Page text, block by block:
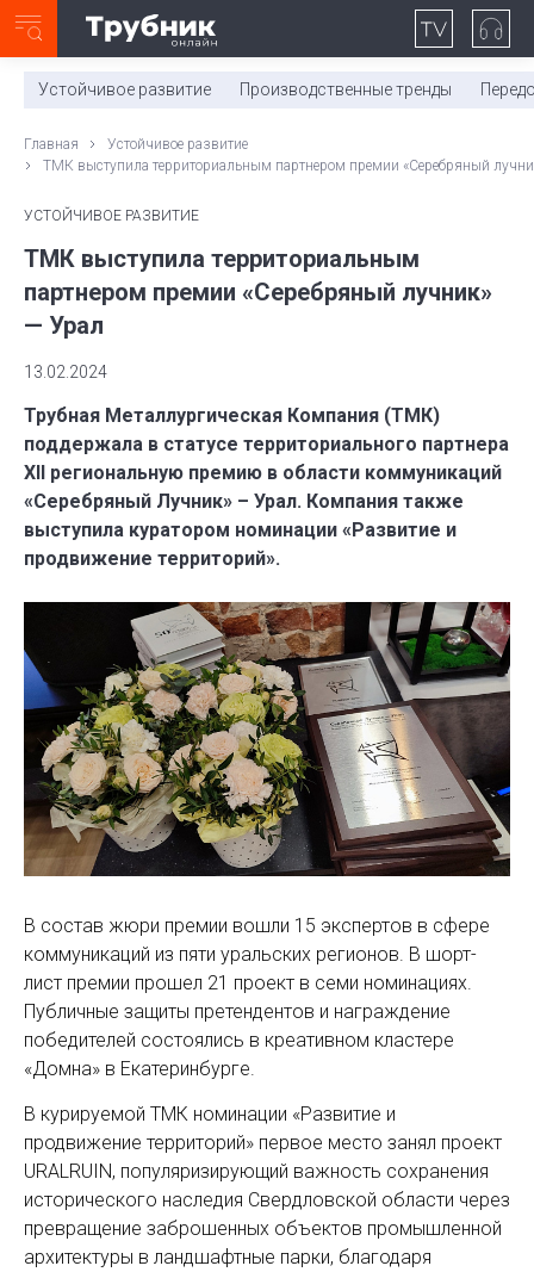
0:00/ 11:03
Устойчивое развитие Производственные тренды
Главная
Устойчивое развитие
ТМК выступила территориальным партнером премии «Серебряный
УСТОЙЧИВОЕ РАЗВИТИЕ
ТМК выступила территориальным
партнером премии «Серебряный лучник»
— Урал
13.02.2024
Трубная Металлургическая Компания (ТМК)
поддержала в статусе территориального партнера
XII региональную премию в области коммуникаций
«Серебряный Лучник» – Урал. Компания также
выступила куратором номинации «Развитие и
продвижение территорий».
В состав жюри премии вошли 15 экспертов в сфере
коммуникаций из пяти уральских регионов. В шорт-
лист премии прошел 21 проект в семи номинациях.
Публичные защиты претендентов и награждение
победителей состоялись в креативном кластере
«Домна» в Екатеринбурге.
В курируемой ТМК номинации «Развитие и
продвижение территорий» первое место занял проект
URALRUIN, популяризирующий важность сохранения
исторического наследия Свердловской области через
превращение заброшенных объектов промышленной
архитектуры в ландшафтные парки, благодаря